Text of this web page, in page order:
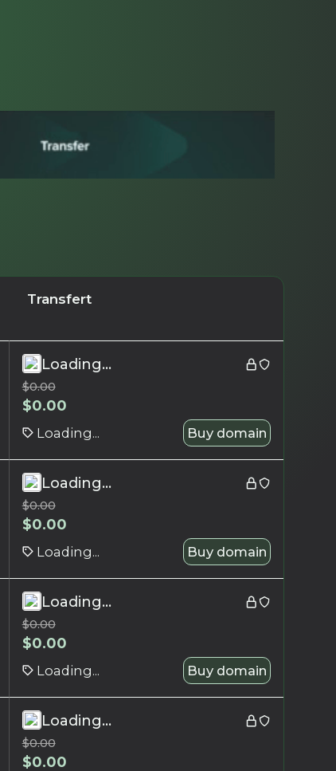
Transfert
Loading...
$0.00
$0.00
Loading... Buy domain
Loading...
$0.00
$0.00
Loading... Buy domain
Loading...
$0.00
$0.00
Loading... Buy domain
Loading...
$0.00
$0.00